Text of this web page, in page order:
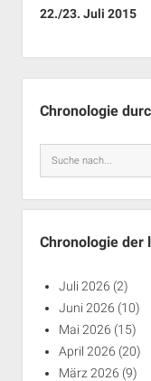
22./23. Juli 2015
Chronologie
Chronologie der
Juli 2026 (2)
Juni 2026 (10)
Mai 2026 (15)
April 2026 (20)
März 2026 (9)